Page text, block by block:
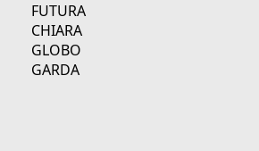
FUTURA
CHIARA
GLOBO
GARDA